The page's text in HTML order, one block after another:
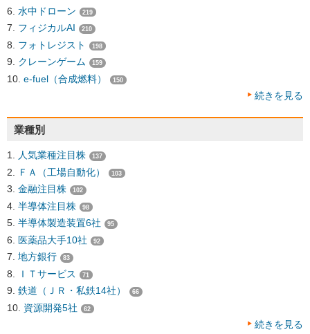
水中ドローン 219
フィジカルAI 210
フォトレジスト 198
クレーンゲーム 159
e-fuel（合成燃料） 150
続きを見る
業種別
人気業種注目株 137
ＦＡ（工場自動化） 103
金融注目株 102
半導体注目株 98
半導体製造装置6社 95
医薬品大手10社 92
地方銀行 83
ＩＴサービス 71
鉄道（ＪＲ・私鉄14社） 66
資源開発5社 62
続きを見る